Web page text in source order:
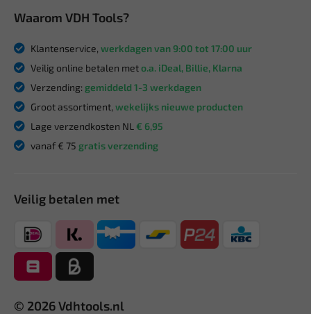
Waarom VDH Tools?
Klantenservice, werkdagen van 9:00 tot 17:00 uur
Veilig online betalen meto.a. iDeal, Billie, Klarna
Verzending: gemiddeld 1-3 werkdagen
Groot assortiment, wekelijks nieuwe producten
Lage verzendkosten NL € 6,95
vanaf € 75 gratis verzending
Veilig betalen met
© 2026 Vdhtools.nl